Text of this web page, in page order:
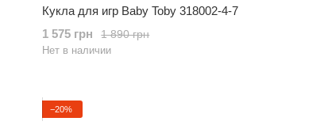
Кукла для игр Baby Toby 318002-4-7
1 890 грн
1 575 грн
Нет в наличии
−20%